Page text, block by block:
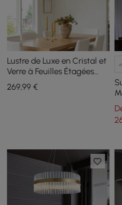
Lustre de Luxe en Cristal et
Verre à Feuilles Étagées
avec Hauteur de
Suspension Réglable
269,99 €